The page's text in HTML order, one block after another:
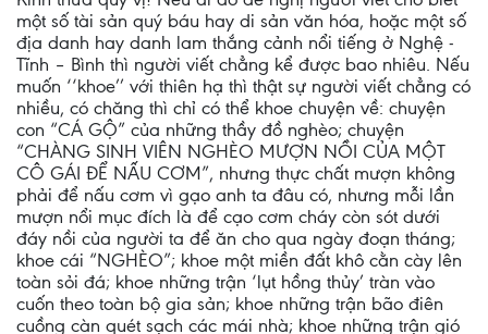
một số tài sản quý báu hay di sản văn hóa, hoặc một số
địa danh hay danh lam thắng cảnh nổi tiếng ở Nghệ -
Tĩnh – Bình thì người viết chẳng kể được bao nhiêu. Nếu
muốn ‘‘khoe’’ với thiên hạ thì thật sự người viết chẳng có
nhiều, có chăng thì chỉ có thể khoe chuyện về: chuyện
con “CÁ GỘ” của những thầy đồ nghèo; chuyện
“CHÀNG SINH VIÊN NGHÈO MƯỢN NỒI CỦA MỘT
CÔ GÁI ĐỂ NẤU CƠM”, nhưng thực chất mượn không
phải để nấu cơm vì gạo anh ta đâu có, nhưng mỗi lần
mượn nổi mục đích là để cạo cơm cháy còn sót dưới
đáy nồi của người ta để ăn cho qua ngày đoạn tháng;
khoe cái “NGHÈO”; khoe một miền đất khô cằn cày lên
toàn sỏi đá; khoe những trận ‘lụt hồng thủy’ tràn vào
cuốn theo toàn bộ gia sản; khoe những trận bão điên
cuồng càn quét sạch các mái nhà; khoe những trận gió